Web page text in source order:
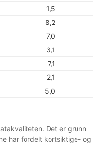
1,5
8,2
7,0
3,1
7,1
2,1
5,0
Det er grunn
har fordelt kortsiktige- og